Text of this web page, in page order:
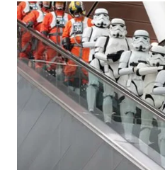
WAHANANEWS
NET
WAHANA
SPORT